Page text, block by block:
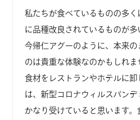
私たちが食べているものの多
に品種改良されているものが多
今帰仁アグーのように、本来
のは貴重な体験なのかもしれま
食材をレストランやホテルに
は、新型コロナウィルスパン
かなり受けていると思います